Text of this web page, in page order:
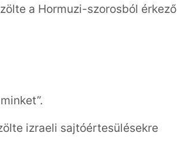
a Hormuzi-szorosból érkező
izraeli sajtóértesülésekre